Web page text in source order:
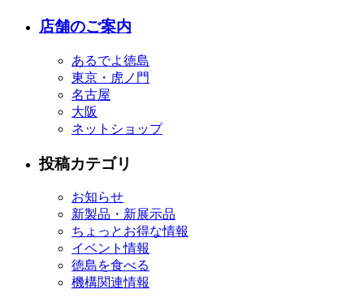
店舗のご案内
あるでよ徳島
東京・虎ノ門
名古屋
大阪
ネットショップ
投稿カテゴリ
お知らせ
新製品・新展示品
ちょっとお得な情報
イベント情報
徳島を食べる
機構関連情報